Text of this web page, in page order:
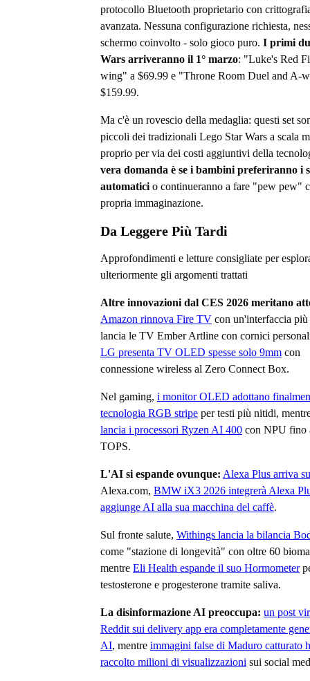
protocollo Bluetooth proprietario con
avanzata. Nessuna configurazione richiesta,
schermo coinvolto - solo gioco puro. I primi
Wars arriveranno il 1° marzo: "Luke's Red
wing" a $69.99 e "Throne Room Duel and A-
$159.99.
Ma c'è un rovescio della medaglia: questi set
piccoli dei tradizionali Lego Star Wars a scala
proprio per via dei costi aggiuntivi della
vera domanda è se i bambini preferiranno i
automatici o continueranno a fare "pew pew"
propria immaginazione.
Da Leggere Più Tardi
Approfondimenti e letture consigliate per
ulteriormente gli argomenti trattati
Altre innovazioni dal CES 2026 meritano
Amazon rinnova Fire TV con un'interfaccia
lancia le TV Ember Artline con cornici
LG presenta TV OLED spesse solo 9mm con
connessione wireless al Zero Connect Box.
Nel gaming, i monitor OLED adottano
tecnologia RGB stripe per testi più nitidi,
lancia i processori Ryzen AI 400 con NPU fino
TOPS.
L'AI si espande ovunque: Alexa Plus arriva
Alexa.com, BMW iX3 2026 integrerà Alexa
aggiunge AI alla sua macchina del caffè.
Sul fronte salute, Withings lancia la bilancia
come "stazione di longevità" con oltre 60
mentre Eli Health espande il suo Hormometer
testosterone e progesterone tramite saliva.
La disinformazione AI preoccupa: un post
Reddit sui delivery app era completamente
AI, mentre immagini false di Maduro catturato
raccolto milioni di visualizzazioni sui social